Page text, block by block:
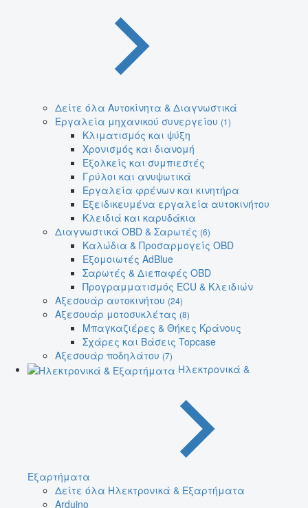
Δείτε όλα Αυτοκίνητα & Διαγνωστικά
Εργαλεία μηχανικού συνεργείου (1)
Κλιματισμός και ψύξη
Χρονισμός και διανομή
Εξολκείς και συμπιεστές
Γρύλοι και ανυψωτικά
Εργαλεία φρένων και κινητήρα
Εξειδικευμένα εργαλεία αυτοκινήτου
Κλειδιά και καρυδάκια
Διαγνωστικά OBD & Σαρωτές (6)
Καλώδια & Προσαρμογείς OBD
Εξομοιωτές AdBlue
Σαρωτές & Διεπαφές OBD
Προγραμματισμός ECU & Κλειδιών
Αξεσουάρ αυτοκινήτου (24)
Αξεσουάρ μοτοσυκλέτας (8)
Μπαγκαζιέρες & Θήκες Κράνους
Σχάρες και Βάσεις Topcase
Αξεσουάρ ποδηλάτου (7)
Ηλεκτρονικά &
Εξαρτήματα
Δείτε όλα Ηλεκτρονικά & Εξαρτήματα
Arduino